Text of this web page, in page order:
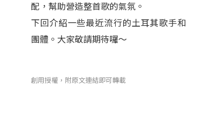
配，幫助營造整首歌的氣氛。
下回介紹一些最近流行的土耳其歌手和
團體。大家敬請期待囉～
創用授權，附原文連結即可轉載